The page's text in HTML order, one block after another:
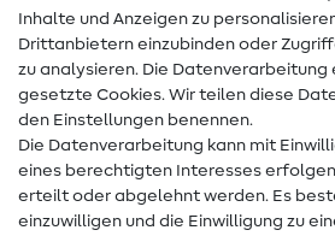
Kontakt
Infos zum Betreiberwechsel
Widerrufsrecht
Beliebt
Inhalte und Anzeigen zu
Drittanbietern einzubinden oder
zu analysieren. Die
gesetzte Cookies. Wir teilen diese
den Einstellungen benennen.
Die Datenverarbeitung kann mit
eines berechtigten Interesses
erteilt oder abgelehnt werden. Es
einzuwilligen und die Einwilligung zu